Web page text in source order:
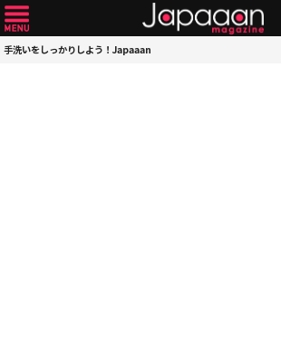
手洗いをしっかりしよう！Japaaan